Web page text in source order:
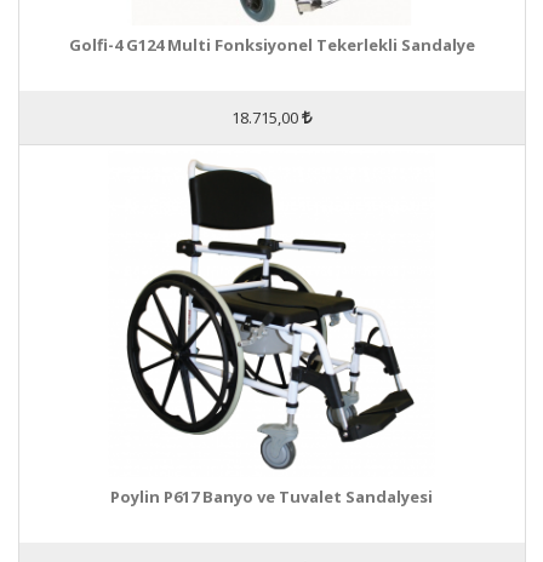
Golfi-4 G124 Multi Fonksiyonel Tekerlekli Sandalye
18.715,00
Poylin P617 Banyo ve Tuvalet Sandalyesi